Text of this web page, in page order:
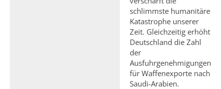
schlimmste humanitäre
Katastrophe unserer
Zeit. Gleichzeitig erhöht
Deutschland die Zahl
der
Ausfuhrgenehmigungen
für Waffenexporte nach
Saudi-Arabien.